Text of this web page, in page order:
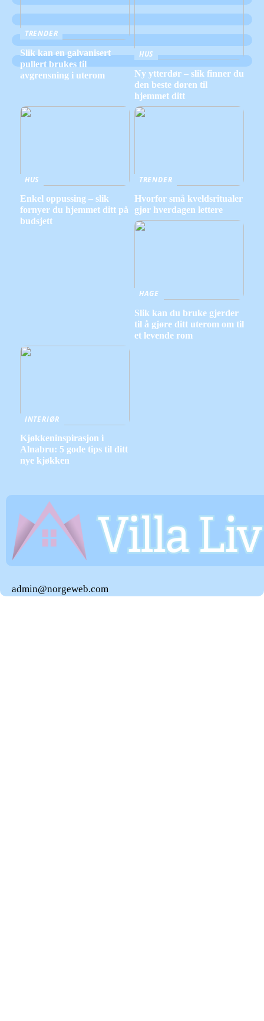
TRENDER
Slik kan en galvanisert
pullert brukes til
avgrensning i uterom
HUS
Ny ytterdør – slik finner du
den beste døren til
hjemmet ditt
HUS
Enkel oppussing – slik
fornyer du hjemmet ditt på
budsjett
TRENDER
Hvorfor små kveldsritualer
gjør hverdagen lettere
HAGE
Slik kan du bruke gjerder
til å gjøre ditt uterom om til
et levende rom
INTERIØR
Kjøkkeninspirasjon i
Alnabru: 5 gode tips til ditt
nye kjøkken
admin@norgeweb.com